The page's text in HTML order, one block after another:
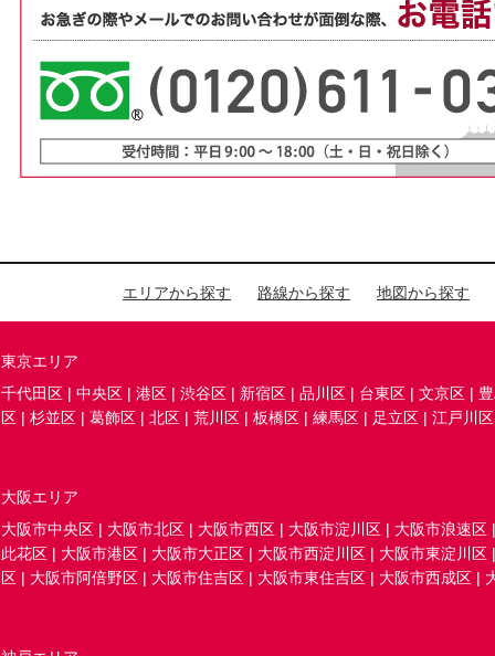
エリアから探す 路線から探す 地図から探す
東京エリア
千代田区 | 中央区 | 港区 | 渋谷区 | 新宿区 | 品川区 | 台東区 | 文京区 |
区 | 杉並区 | 葛飾区 | 北区 | 荒川区 | 板橋区 | 練馬区 | 足立区 | 江戸川区
大阪エリア
大阪市中央区 | 大阪市北区 | 大阪市西区 | 大阪市淀川区 | 大阪市浪速区
此花区 | 大阪市港区 | 大阪市大正区 | 大阪市西淀川区 | 大阪市東淀川区
区 | 大阪市阿倍野区 | 大阪市住吉区 | 大阪市東住吉区 | 大阪市西成区 |